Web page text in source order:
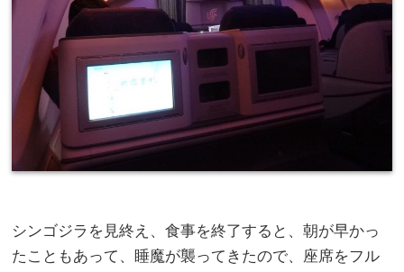
シンゴジラを見終え、食事を終了すると、朝が早かっ
たこともあって、睡魔が襲ってきたので、座席をフル